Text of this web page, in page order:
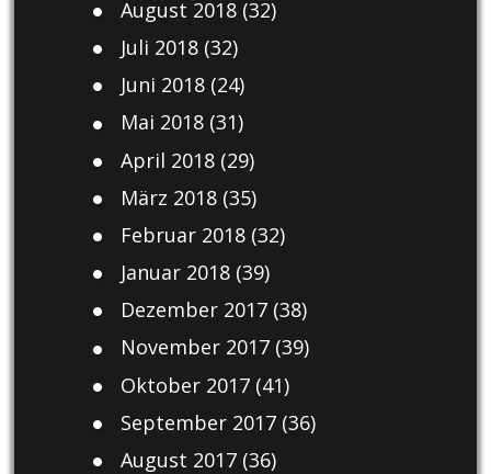
August 2018(32)
Juli 2018(32)
Juni 2018(24)
Mai 2018(31)
April 2018(29)
März 2018(35)
Februar 2018(32)
Januar 2018(39)
Dezember 2017(38)
November 2017(39)
Oktober 2017(41)
September 2017(36)
August 2017(36)